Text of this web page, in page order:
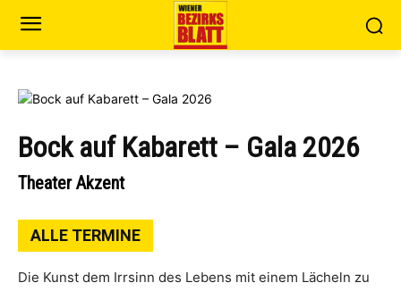
Bock auf Kabarett – Gala 2026
Theater Akzent
ALLE TERMINE
Die Kunst dem Irrsinn des Lebens mit einem Lächeln zu